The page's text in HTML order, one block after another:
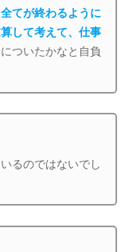
てが終わるように
して考えて、仕事
ついたかなと自負
るのではないでし